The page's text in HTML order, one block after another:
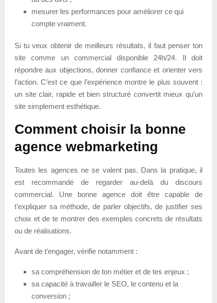
mesurer les performances pour améliorer ce qui
compte vraiment.
Si tu veux obtenir de meilleurs résultats, il faut penser ton
site comme un commercial disponible 24h/24. Il doit
répondre aux objections, donner confiance et orienter vers
l’action. C’est ce que l’expérience montre le plus souvent :
un site clair, rapide et bien structuré convertit mieux qu’un
site simplement esthétique.
Comment choisir la bonne
agence webmarketing
Toutes les agences ne se valent pas. Dans la pratique, il
est recommandé de regarder au-delà du discours
commercial. Une bonne agence doit être capable de
t’expliquer sa méthode, de parler objectifs, de justifier ses
choix et de te montrer des exemples concrets de résultats
ou de réalisations.
Avant de t’engager, vérifie notamment :
sa compréhension de ton métier et de tes enjeux ;
sa capacité à travailler le SEO, le contenu et la
conversion ;